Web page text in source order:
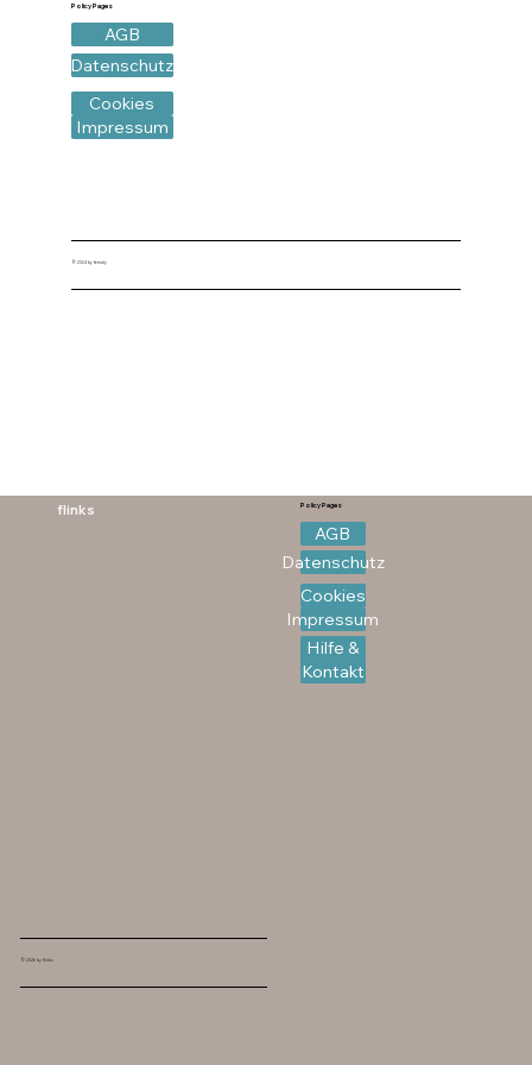
Policy Pages
AGB
Datenschutz
Cookies
Impressum
© 2024 by femaly
flinks
© 2026 by flinks
Policy Pages
AGB
Datenschutz
Cookies
Impressum
Hilfe &
Kontakt